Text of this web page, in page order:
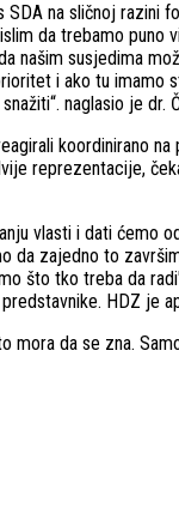
na sličnoj razini
da trebamo puno
našim susjedima
i ako tu imamo
naglasio je dr.
koordinirano
reprezentacije,
vlasti i dati ćemo
da zajedno to
što tko treba da
HDZ je
mora da se zna.